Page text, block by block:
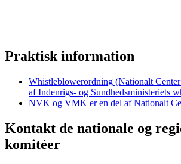
Praktisk information
Whistleblowerordning (Nationalt
af Indenrigs- og Sundhedsministeriets
NVK og VMK er en del af Nationalt
Kontakt de nationale og
komitéer